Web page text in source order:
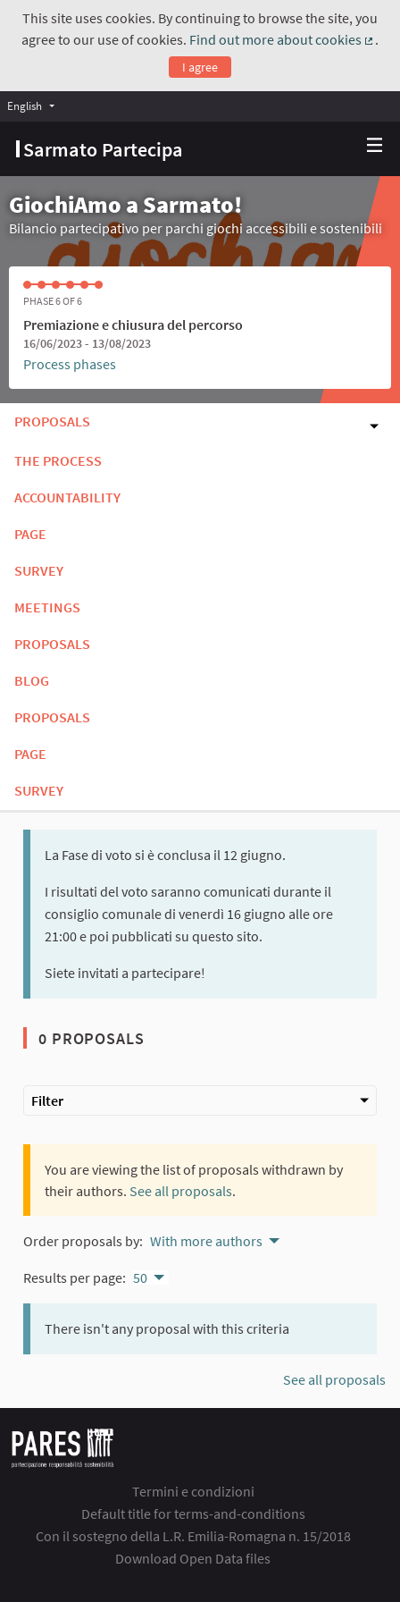
This site uses cookies. By continuing to browse the site, you
agree to our use of cookies. Find out more about cookies
.
I agree
Sarmato Partecipa
English Choose language
GiochiAmo a Sarmato!
Bilancio partecipativo per parchi giochi accessibili e sostenibili
PHASE 6 OF 6
Premiazione e chiusura del percorso
16/06/2023 - 13/08/2023
Process phases
PROPOSALS
THE PROCESS
ACCOUNTABILITY
PAGE
SURVEY
MEETINGS
PROPOSALS
BLOG
PROPOSALS
PAGE
SURVEY
La Fase di voto si è conclusa il 12 giugno.
I risultati del voto saranno comunicati durante il
consiglio comunale di venerdì 16 giugno alle ore
21:00 e poi pubblicati su questo sito.
Siete invitati a partecipare!
0 PROPOSALS
Filter
You are viewing the list of proposals withdrawn by
their authors. See all proposals.
Order proposals by: With more authors
Results per page: 50
There isn't any proposal with this criteria
See all proposals
Termini e condizioni
Default title for terms-and-conditions
Con il sostegno della L.R. Emilia-Romagna n. 15/2018
Download Open Data files